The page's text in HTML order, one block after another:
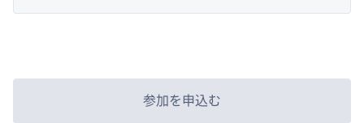
参加を申込む